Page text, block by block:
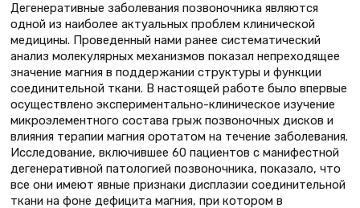
Дегенеративные заболевания позвоночника являются
одной из наиболее актуальных проблем клинической
медицины. Проведенный нами ранее систематический
анализ молекулярных механизмов показал непреходящее
значение магния в поддержании структуры и функции
соединительной ткани. В настоящей работе было впервые
осуществлено экспериментально-клиническое изучение
микроэлементного состава грыж позвоночных дисков и
влияния терапии магния оротатом на течение заболевания.
Исследование, включившее 60 пациентов с манифестной
дегенеративной патологией позвоночника, показало, что
все они имеют явные признаки дисплазии соединительной
ткани на фоне дефицита магния, при котором в